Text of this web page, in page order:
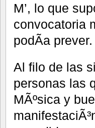
M’, lo que
convocatoria
podÃ­a prever.
Al filo de las
personas las
MÃºsica y